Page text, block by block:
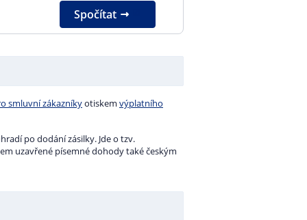
Spočítat
smluvní zákazníkyotiskem výplatního
po dodání zásilky. Jde o tzv.
uzavřené písemné dohody také českým